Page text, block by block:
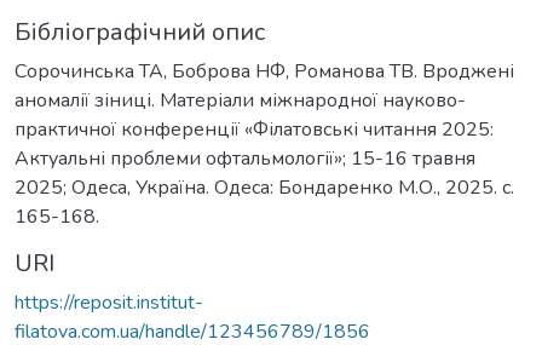
Бібліографічний опис
Сорочинська ТА, Боброва НФ, Романова ТВ. Вроджені
аномалії зіниці. Матеріали міжнародної науково-
практичної конференції «Філатовські читання 2025:
Актуальні проблеми офтальмології»; 15-16 травня
2025; Одеса, Україна. Одеса: Бондаренко М.О., 2025. c.
165-168.
URI
https://reposit.institut-
filatova.com.ua/handle/123456789/1856